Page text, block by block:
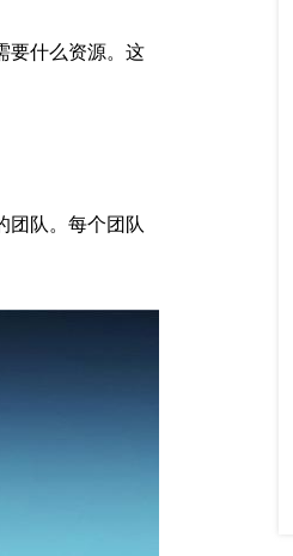
要什么资源。这
团队。每个团队